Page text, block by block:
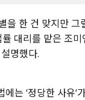
을 한 건 맞지만 그
대리를 맡은 조
명했다.
는 ‘정당한 사유‘